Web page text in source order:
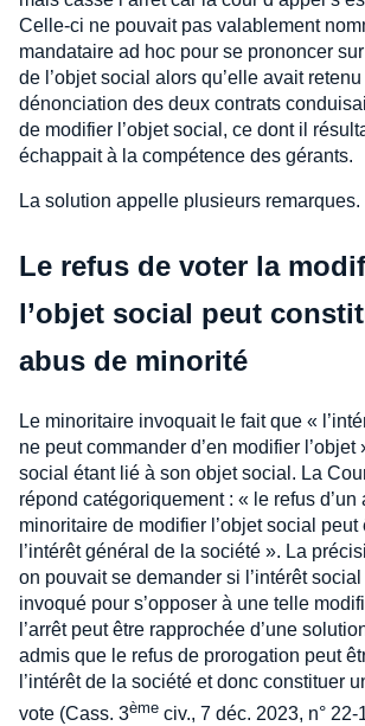
Celle-ci ne pouvait pas valablement
mandataire ad hoc pour se prononcer
de l’objet social alors qu’elle avait
dénonciation des deux contrats
de modifier l’objet social, ce dont il
échappait à la compétence des gérants.
La solution appelle plusieurs remarques.
Le refus de voter la
l’objet social peut
abus de minorité
Le minoritaire invoquait le fait que «
ne peut commander d’en modifier l’objet
social étant lié à son objet social. La
répond catégoriquement : « le refus d’un
minoritaire de modifier l’objet social peut
l’intérêt général de la société ». La
on pouvait se demander si l’intérêt
invoqué pour s’opposer à une telle
l’arrêt peut être rapprochée d’une
admis que le refus de prorogation peut
l’intérêt de la société et donc constituer
vote (Cass. 3ème civ., 7 déc. 2023, n° 22-